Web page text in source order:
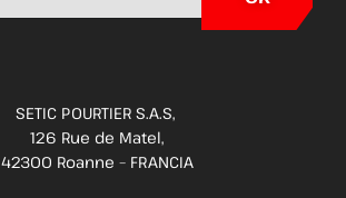
SETIC POURTIER S.A.S,
126 Rue de Matel,
42300 Roanne – FRANCIA